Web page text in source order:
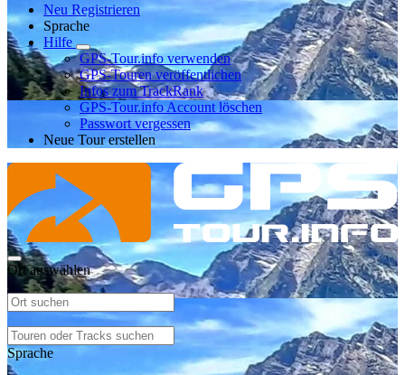
Neu Registrieren
Sprache
Hilfe
GPS-Tour.info verwenden
GPS-Touren veröffentlichen
Infos zum TrackRank
GPS-Tour.info Account löschen
Passwort vergessen
Neue Tour erstellen
Ort auswählen
Sprache